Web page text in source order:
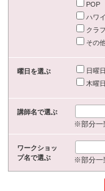
POP
ハワ
クラ
その
曜日を選ぶ 日曜日
木曜日
講師名で選ぶ
※部分一
ワークショッ
プ名で選ぶ
※部分一